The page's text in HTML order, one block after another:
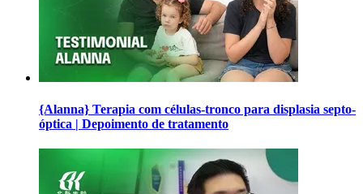
{Alanna} Terapia com células-tronco para displasia septo-
óptica | Depoimento de tratamento